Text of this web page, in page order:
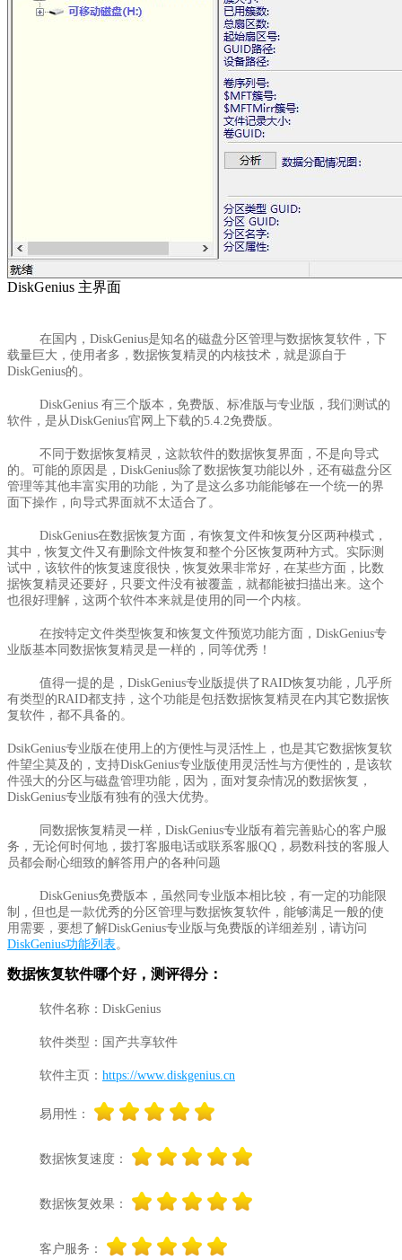
DiskGenius 主界面
在国内，DiskGenius是知名的磁盘分区管理与数据恢复软件，下
载量巨大，使用者多，数据恢复精灵的内核技术，就是源自于
DiskGenius的。
DiskGenius 有三个版本，免费版、标准版与专业版，我们测试的
软件，是从DiskGenius官网上下载的5.4.2免费版。
不同于数据恢复精灵，这款软件的数据恢复界面，不是向导式
的。可能的原因是，DiskGenius除了数据恢复功能以外，还有磁盘分区
管理等其他丰富实用的功能，为了是这么多功能能够在一个统一的界
面下操作，向导式界面就不太适合了。
DiskGenius在数据恢复方面，有恢复文件和恢复分区两种模式，
其中，恢复文件又有删除文件恢复和整个分区恢复两种方式。实际测
试中，该软件的恢复速度很快，恢复效果非常好，在某些方面，比数
据恢复精灵还要好，只要文件没有被覆盖，就都能被扫描出来。这个
也很好理解，这两个软件本来就是使用的同一个内核。
在按特定文件类型恢复和恢复文件预览功能方面，DiskGenius专
业版基本同数据恢复精灵是一样的，同等优秀！
值得一提的是，DiskGenius专业版提供了RAID恢复功能，几乎所
有类型的RAID都支持，这个功能是包括数据恢复精灵在内其它数据恢
复软件，都不具备的。
DsikGenius专业版在使用上的方便性与灵活性上，也是其它数据恢复软
件望尘莫及的，支持DiskGenius专业版使用灵活性与方便性的，是该软
件强大的分区与磁盘管理功能，因为，面对复杂情况的数据恢复，
DiskGenius专业版有独有的强大优势。
同数据恢复精灵一样，DiskGenius专业版有着完善贴心的客户服
务，无论何时何地，拨打客服电话或联系客服QQ，易数科技的客服人
员都会耐心细致的解答用户的各种问题
DiskGenius免费版本，虽然同专业版本相比较，有一定的功能限
制，但也是一款优秀的分区管理与数据恢复软件，能够满足一般的使
用需要，要想了解DiskGenius专业版与免费版的详细差别，请访问
DiskGenius功能列表。
数据恢复软件哪个好，测评得分：
软件名称：DiskGenius
软件类型：国产共享软件
软件主页： https://www.diskgenius.cn
易用性：
数据恢复速度：
数据恢复效果：
客户服务：